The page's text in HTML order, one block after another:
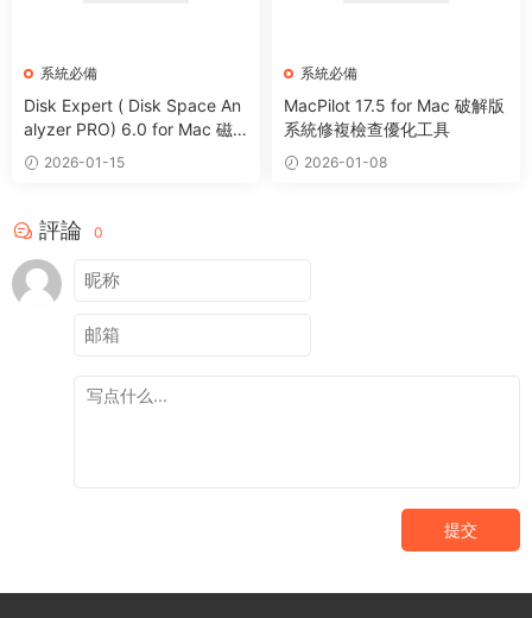
系統必備
Disk Expert ( Disk Space An
alyzer PRO) 6.0 for Mac 磁
盤分析管理清理工具
2026-01-15
系統必備
MacPilot 17.5 for Mac 破解版
系統修複檢查優化工具
2026-01-08
評論 0
提交